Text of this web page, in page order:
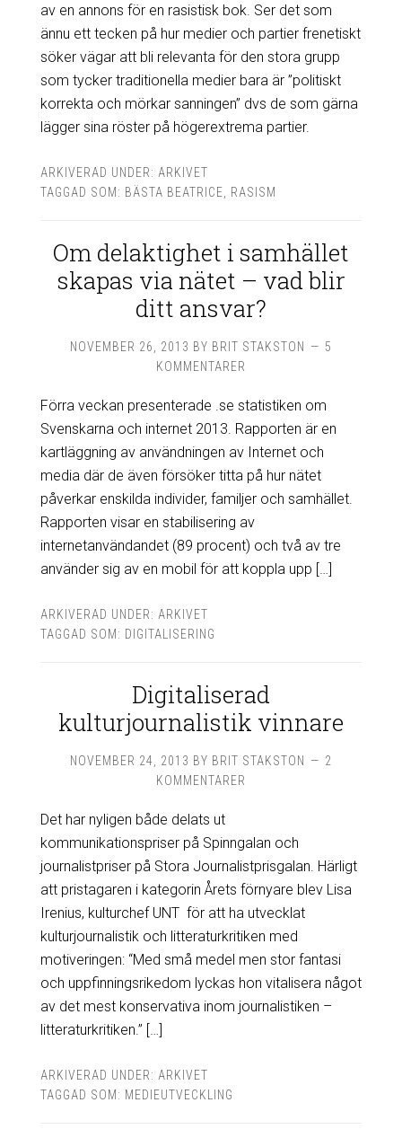
av en annons för en rasistisk bok. Ser det som
ännu ett tecken på hur medier och partier frenetiskt
söker vägar att bli relevanta för den stora grupp
som tycker traditionella medier bara är ”politiskt
korrekta och mörkar sanningen” dvs de som gärna
lägger sina röster på högerextrema partier.
ARKIVERAD UNDER: ARKIVET
TAGGAD SOM: BÄSTA BEATRICE RASISM
Om delaktighet i samhället
skapas via nätet – vad blir
ditt ansvar?
NOVEMBER 26, 2013 BY BRIT STAKSTON
5
KOMMENTARER
Förra veckan presenterade .se statistiken om
Svenskarna och internet 2013. Rapporten är en
kartläggning av användningen av Internet och
media där de även försöker titta på hur nätet
påverkar enskilda individer, familjer och samhället.
Rapporten visar en stabilisering av
internetanvändandet (89 procent) och två av tre
använder sig av en mobil för att koppla upp […]
ARKIVERAD UNDER: ARKIVET
TAGGAD SOM: DIGITALISERING
Digitaliserad
kulturjournalistik vinnare
NOVEMBER 24, 2013 BY BRIT STAKSTON
2
KOMMENTARER
Det har nyligen både delats ut
kommunikationspriser på Spinngalan och
journalistpriser på Stora Journalistprisgalan. Härligt
att pristagaren i kategorin Årets förnyare blev Lisa
Irenius, kulturchef UNT för att ha utvecklat
kulturjournalistik och litteraturkritiken med
motiveringen: “Med små medel men stor fantasi
och uppfinningsrikedom lyckas hon vitalisera något
av det mest konservativa inom journalistiken –
litteraturkritiken.” […]
ARKIVERAD UNDER: ARKIVET
TAGGAD SOM: MEDIEUTVECKLING